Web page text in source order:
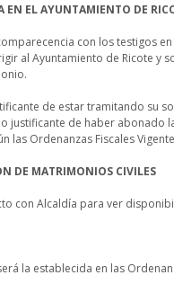
EN EL AYUNTAMIENTO DE
con los testigos en
al Ayuntamiento de Ricote y
de estar tramitando su
justificante de haber abonado
las Ordenanzas Fiscales
DE MATRIMONIOS CIVILES
con Alcaldía para ver
la establecida en las